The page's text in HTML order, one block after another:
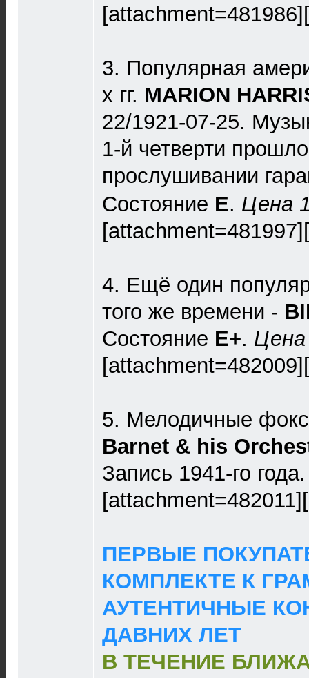
3. Популярная
х гг. MARION
22/1921-07-25.
1-й четверти
прослушивании
Состояние Е. Цена
4. Ещё один
того же времени -
Состояние Е+. Цена
5. Мелодичные
Barnet & his
Запись 1941-го
ПЕРВЫЕ
КОМПЛЕКТЕ К
АУТЕНТИЧНЫЕ
ДАВНИХ ЛЕТ
В ТЕЧЕНИЕ